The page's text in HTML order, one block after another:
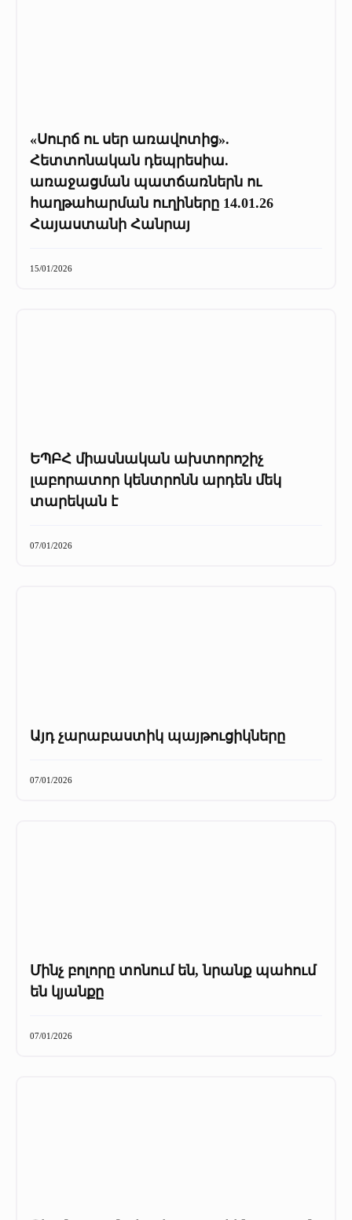
«Սուրճ ու սեր առավոտից».
Հետտոնական դեպրեսիա.
առաջացման պատճառներն ու
հաղթահարման ուղիները 14.01.26
Հայաստանի Հանրայ
15/01/2026
ԵՊԲՀ միասնական ախտորոշիչ
լաբորատոր կենտրոնն արդեն մեկ
տարեկան է
07/01/2026
Այդ չարաբաստիկ պայթուցիկները
07/01/2026
Մինչ բոլորը տոնում են, նրանք պահում
են կյանքը
07/01/2026